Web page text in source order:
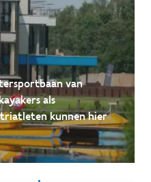
van
als
kunnen hier